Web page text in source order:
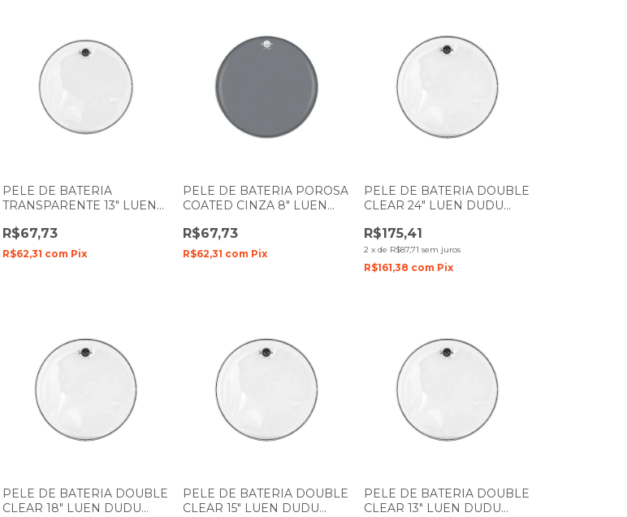
PELE DE BATERIA
TRANSPARENTE 13" LUEN
DUPLO
R$67,73
R$62,31 com Pix
PELE DE BATERIA POROSA
COATED CINZA 8" LUEN
R$67,73
R$62,31 com Pix
PELE DE BATERIA DOUBLE
CLEAR 24" LUEN DUDU
R$175,41
2 x de R$87,71 sem juros
R$161,38 com Pix
PELE DE BATERIA DOUBLE
CLEAR 18" LUEN DUDU
PELE DE BATERIA DOUBLE
CLEAR 15" LUEN DUDU
PELE DE BATERIA DOUBLE
CLEAR 13" LUEN DUDU